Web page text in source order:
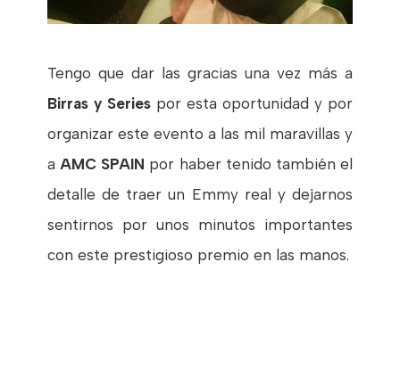
Tengo que dar las gracias una vez más a
Birras y Seriespor esta oportunidad y por
organizar este evento a las mil maravillas y
a AMC SPAIN por haber tenido también el
detalle de traer un Emmy real y dejarnos
sentirnos por unos minutos importantes
con este prestigioso premio en las manos.